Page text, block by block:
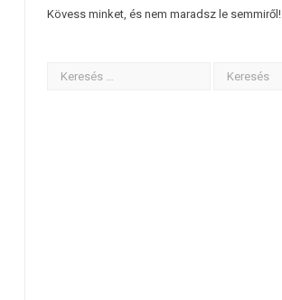
Kövess minket, és nem maradsz le semmiről!